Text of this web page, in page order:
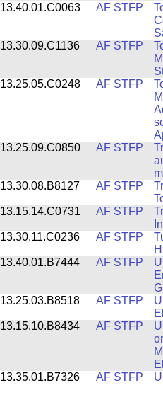
13.40.01.C0063 AF STFP
13.30.09.C1136
AF STFP
13.25.05.C0248
AF STFP
13.25.09.C0850
AF STFP
13.30.08.B8127
AF STFP
13.15.14.C0731
AF STFP
13.30.11.C0236
AF STFP
13.40.01.B7444
AF STFP
13.25.03.B8518
AF STFP
13.15.10.B8434
AF STFP
13.35.01.B7326
AF STFP